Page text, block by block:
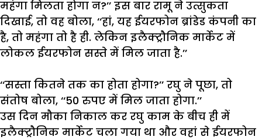
महंगा मिलता होगा न?’’ इस बार रामू ने उत्सुकता
दिखाई, तो वह बोला, ‘‘हां, यह ईयरफोन ब्रांडेड कंपनी का
है, तो महंगा तो है ही. लेकिन इलैक्ट्रौनिक मार्केट में
लोकल ईयरफोन सस्ते में मिल जाता है.’’
‘‘सस्ता कितने तक का होता होगा?’’ रघु ने पूछा, तो
संतोष बोला, ‘‘50 रुपए में मिल जाता होगा.’’
उस दिन मौका निकाल कर रघु काम के बीच ही में
इलैक्ट्रौनिक मार्केट चला गया था और वहां से ईयरफोन